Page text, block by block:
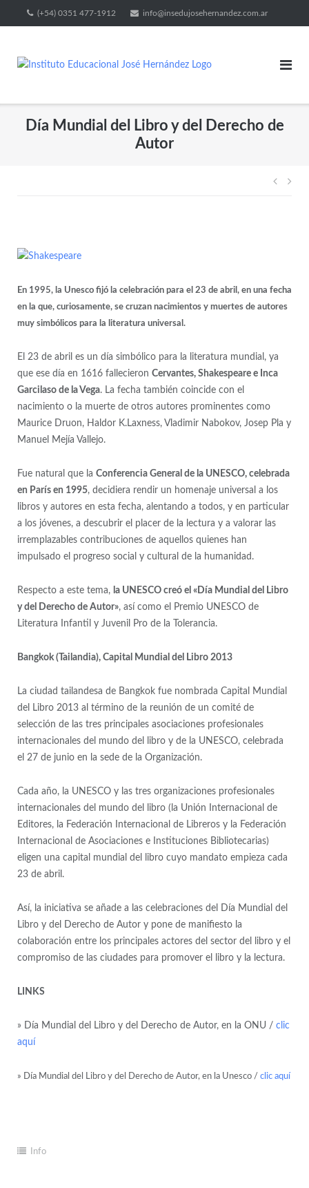
(+54) 0351 477-1912 info@insedujosehernandez.com.ar
Día Mundial del Libro y del Derecho de
Autor
En 1995, la Unesco fijó la celebración para el 23 de abril, en una fecha
en la que, curiosamente, se cruzan nacimientos y muertes de autores
muy simbólicos para la literatura universal.
El 23 de abril es un día simbólico para la literatura mundial, ya
que ese día en 1616 fallecieron Cervantes, Shakespeare e Inca
Garcilaso de la Vega. La fecha también coincide con el
nacimiento o la muerte de otros autores prominentes como
Maurice Druon, Haldor K.Laxness, Vladimir Nabokov, Josep Pla y
Manuel Mejía Vallejo.
Fue natural que la Conferencia General de la UNESCO, celebrada
en París en 1995, decidiera rendir un homenaje universal a los
libros y autores en esta fecha, alentando a todos, y en particular
a los jóvenes, a descubrir el placer de la lectura y a valorar las
irremplazables contribuciones de aquellos quienes han
impulsado el progreso social y cultural de la humanidad.
Respecto a este tema, la UNESCO creó el «Día Mundial del Libro
y del Derecho de Autor», así como el Premio UNESCO de
Literatura Infantil y Juvenil Pro de la Tolerancia.
Bangkok (Tailandia), Capital Mundial del Libro 2013
La ciudad tailandesa de Bangkok fue nombrada Capital Mundial
del Libro 2013 al término de la reunión de un comité de
selección de las tres principales asociaciones profesionales
internacionales del mundo del libro y de la UNESCO, celebrada
el 27 de junio en la sede de la Organización.
Cada año, la UNESCO y las tres organizaciones profesionales
internacionales del mundo del libro (la Unión Internacional de
Editores, la Federación Internacional de Libreros y la Federación
Internacional de Asociaciones e Instituciones Bibliotecarias)
eligen una capital mundial del libro cuyo mandato empieza cada
23 de abril.
Así, la iniciativa se añade a las celebraciones del Día Mundial del
Libro y del Derecho de Autor y pone de manifiesto la
colaboración entre los principales actores del sector del libro y el
compromiso de las ciudades para promover el libro y la lectura.
LINKS
» Día Mundial del Libro y del Derecho de Autor, en la ONU / clic
aquí
» Día Mundial del Libro y del Derecho de Autor, en la Unesco / clic aquí
Info